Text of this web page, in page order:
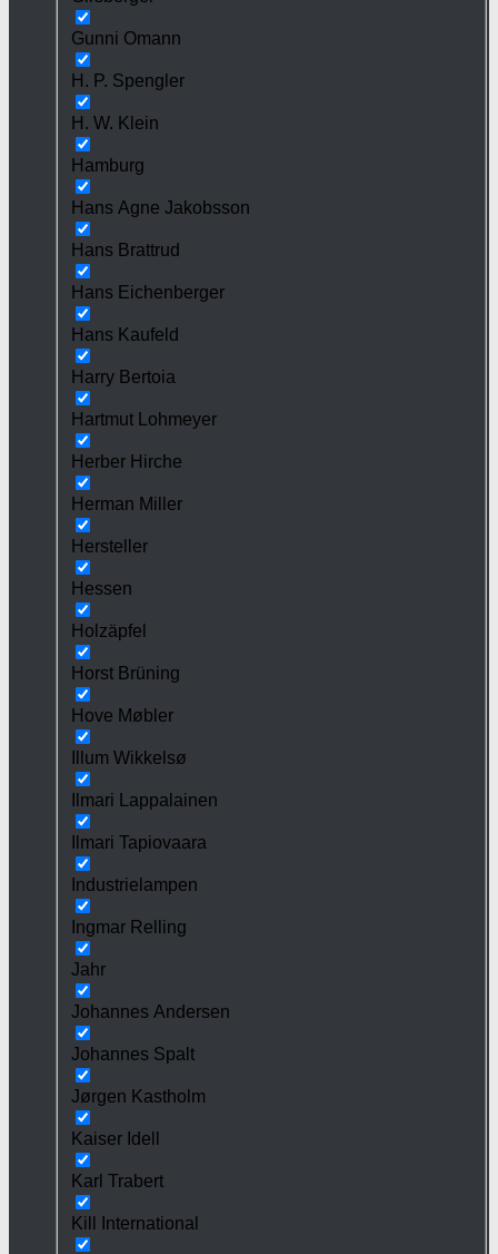
Gunni Omann
H. P. Spengler
H. W. Klein
Hamburg
Hans Agne Jakobsson
Hans Brattrud
Hans Eichenberger
Hans Kaufeld
Harry Bertoia
Hartmut Lohmeyer
Herber Hirche
Herman Miller
Hersteller
Hessen
Holzäpfel
Horst Brüning
Hove Møbler
Illum Wikkelsø
Ilmari Lappalainen
Ilmari Tapiovaara
Industrielampen
Ingmar Relling
Jahr
Johannes Andersen
Johannes Spalt
Jørgen Kastholm
Kaiser Idell
Karl Trabert
Kill International